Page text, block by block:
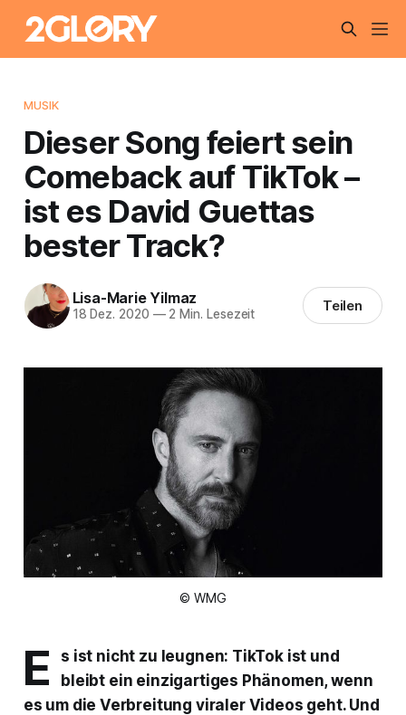
MUSIK
Dieser Song feiert sein
Comeback auf TikTok –
ist es David Guettas
bester Track?
Lisa-Marie Yilmaz
18 Dez. 2020 —2 Min. Lesezeit Teilen
© WMG
E
s ist nicht zu leugnen: TikTok ist und
bleibt ein einzigartiges Phänomen, wenn
es um die Verbreitung viraler Videos geht. Und